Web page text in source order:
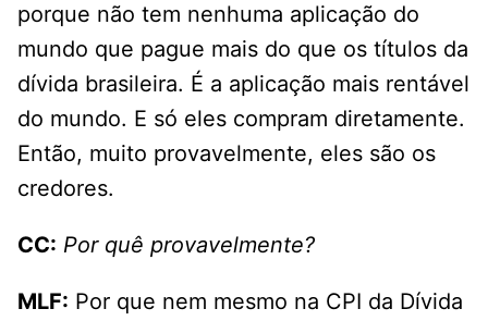
porque não tem nenhuma aplicação do
mundo que pague mais do que os títulos da
dívida brasileira. É a aplicação mais rentável
do mundo. E só eles compram diretamente.
Então, muito provavelmente, eles são os
credores.
CC: Por quê provavelmente?
MLF: Por que nem mesmo na CPI da Dívida